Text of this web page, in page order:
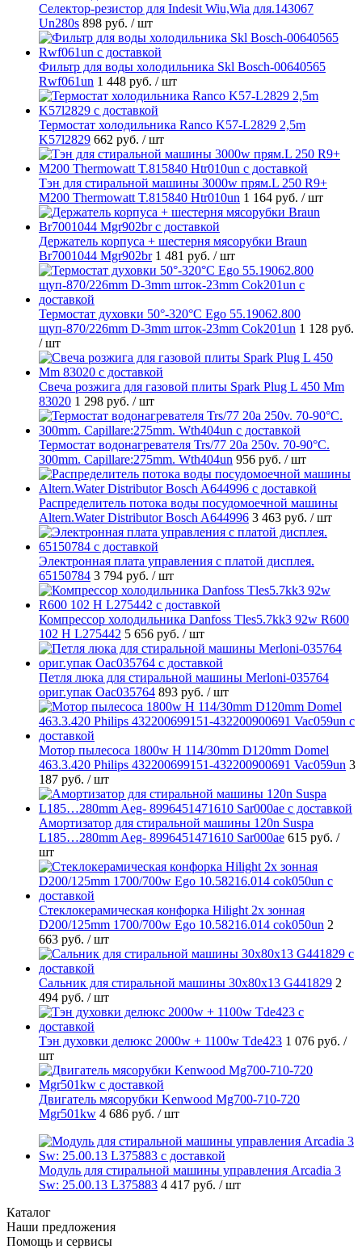
Селектор-резистор для Indesit Wiu,Wia для.143067
Un280s 898 руб. / шт
Фильтр для воды холодильника Skl Bosch-00640565
Rwf061un 1 448 руб. / шт
Термостат холодильника Ranco K57-L2829 2,5m
K57l2829 662 руб. / шт
Тэн для стиральной машины 3000w прям.L 250 R9+
M200 Thermowatt T.815840 Htr010un 1 164 руб. / шт
Держатель корпуса + шестерня мясорубки Braun
Br7001044 Mgr902br 1 481 руб. / шт
Термостат духовки 50°-320°C Ego 55.19062.800
щуп-870/226mm D-3mm шток-23mm Cok201un 1 128 руб.
/ шт
Свеча розжига для газовой плиты Spark Plug L 450 Mm
83020 1 298 руб. / шт
Термостат водонагревателя Trs/77 20a 250v. 70-90°C.
300mm. Capillare:275mm. Wth404un 956 руб. / шт
Распределитель потока воды посудомоечной машины
Altern.Water Distributor Bosch A644996 3 463 руб. / шт
Электронная плата управления с платой дисплея.
65150784 3 794 руб. / шт
Компрессор холодильника Danfoss Tles5.7kk3 92w R600
102 H L275442 5 656 руб. / шт
Петля люка для стиральной машины Merloni-035764
ориг.упак Oac035764 893 руб. / шт
Мотор пылесоса 1800w H 114/30mm D120mm Domel
463.3.420 Philips 432200699151-432200900691 Vac059un 3
187 руб. / шт
Амортизатор для стиральной машины 120n Suspa
L185…280mm Aeg- 8996451471610 Sar000ae 615 руб. /
шт
Стеклокерамическая конфорка Hilight 2х зонная
D200/125mm 1700/700w Ego 10.58216.014 cok050un 2
663 руб. / шт
Cальник для стиральной машины 30x80x13 G441829 2
494 руб. / шт
Тэн духовки делюкс 2000w + 1100w Tde423 1 076 руб. /
шт
Двигатель мясорубки Kenwood Mg700-710-720
Mgr501kw 4 686 руб. / шт
Модуль для стиральной машины управления Arcadia 3
Sw: 25.00.13 L375883 4 417 руб. / шт
Каталог
Наши предложения
Помощь и сервисы